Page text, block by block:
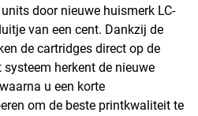
door nieuwe huismerk LC-
van een cent. Dankzij de
de cartridges direct op de
herkent de nieuwe
u een korte
om de beste printkwaliteit te